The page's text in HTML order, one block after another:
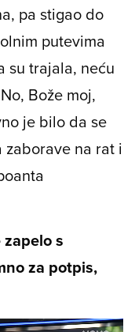
pa stigao do
putevima
su trajala, neću
Bože moj,
je bilo da se
na rat i
zapelo s
za potpis,